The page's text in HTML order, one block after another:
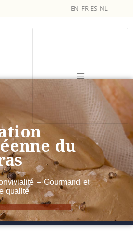
EN FR ES NL
du
– Gourmand et
qualité